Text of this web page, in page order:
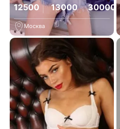
12500 13000 30000
Москва